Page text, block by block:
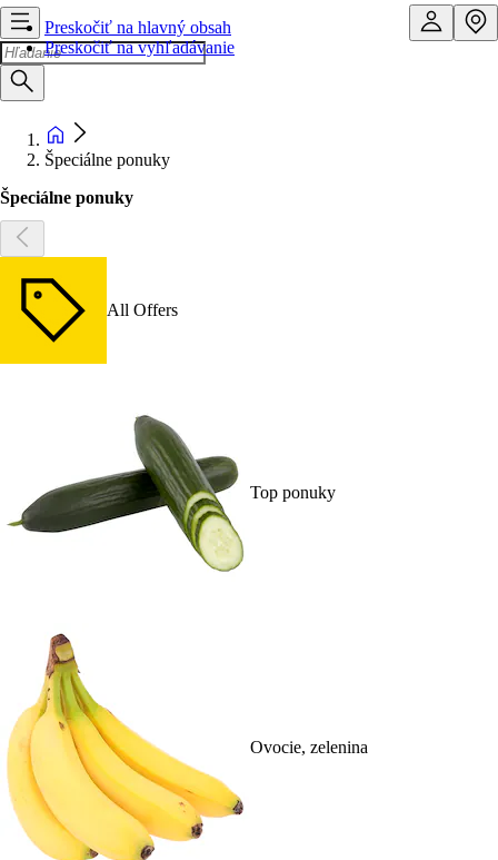
Preskočiť na hlavný obsah
Preskočiť na vyhľadávanie
Špeciálne ponuky
Špeciálne ponuky
All Offers
Top ponuky
Ovocie, zelenina